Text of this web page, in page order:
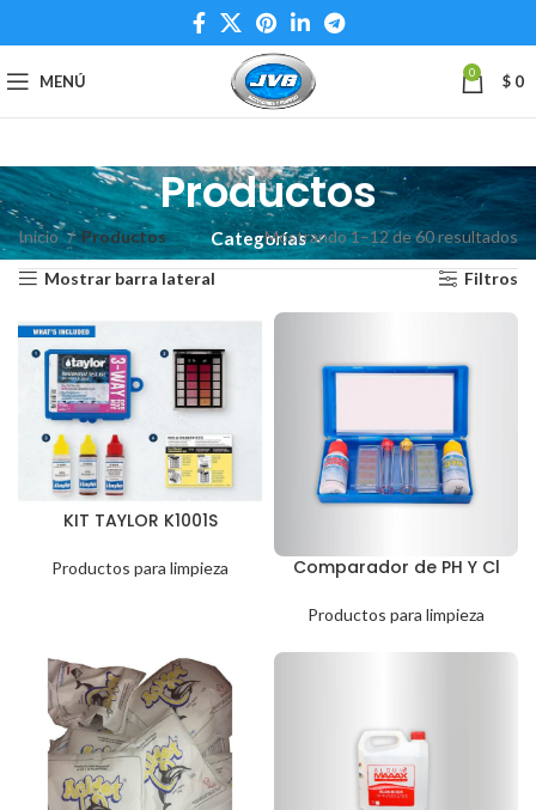
MENÚ 0 $0
Productos
Categorías
Inicio Productos Mostrando 1–12 de 60 resultados
Mostrar barra lateral Filtros
KIT TAYLOR K1001S
Productos para limpieza Comparador de PH Y Cl
Productos para limpieza